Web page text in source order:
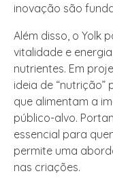
inovação são
Além disso, o Yolk
vitalidade e
nutrientes. Em
ideia de
que alimentam a
público-alvo.
essencial para
permite uma
nas criações.